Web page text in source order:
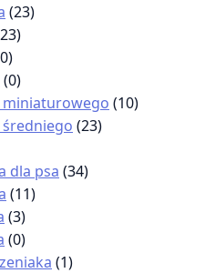
(23)
(0)
miniaturowego (10)
(23)
dla psa (34)
(11)
(3)
(0)
(1)